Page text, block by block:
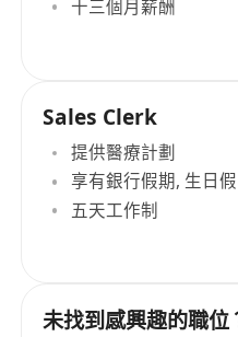
十三個月薪酬
Sales Clerk
提供醫療計劃
享有銀行假期, 生日假
五天工作制
未找到感興趣的職位